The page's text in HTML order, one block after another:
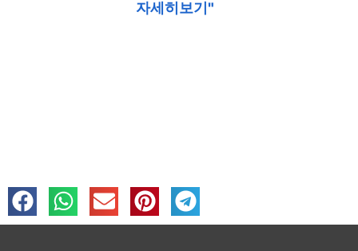
자세히보기"